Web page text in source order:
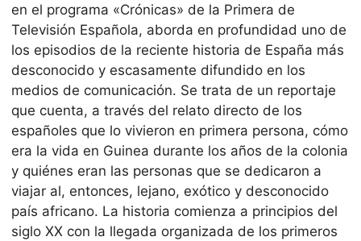
en el programa «Crónicas» de la Primera de
Televisión Española, aborda en profundidad uno de
los episodios de la reciente historia de España más
desconocido y escasamente difundido en los
medios de comunicación. Se trata de un reportaje
que cuenta, a través del relato directo de los
españoles que lo vivieron en primera persona, cómo
era la vida en Guinea durante los años de la colonia
y quiénes eran las personas que se dedicaron a
viajar al, entonces, lejano, exótico y desconocido
país africano. La historia comienza a principios del
siglo XX con la llegada organizada de los primeros